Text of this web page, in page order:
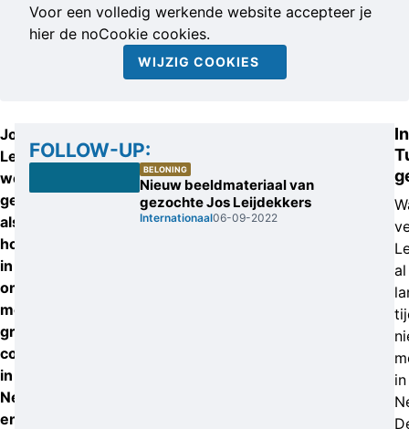
Volg ons
Voor een volledig werkende website accepteer je
hier de noCookie cookies.
WIJZIG COOKIES
Jos
Leijdekkers
wordt
gezien
als
hoofdrolspeler
in
onder
meer
grootschalige
cocaïnehandel
in
Nederland
en
FOLLOW-UP:
BELONING
Nieuw beeldmateriaal van
gezochte Jos Leijdekkers
Internationaal06-09-2022
In
al
in